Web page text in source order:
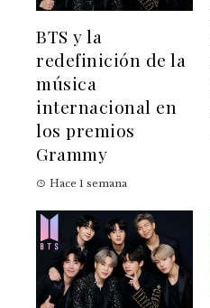
BTS y la
redefinición de la
música
internacional en
los premios
Grammy
Hace 1 semana